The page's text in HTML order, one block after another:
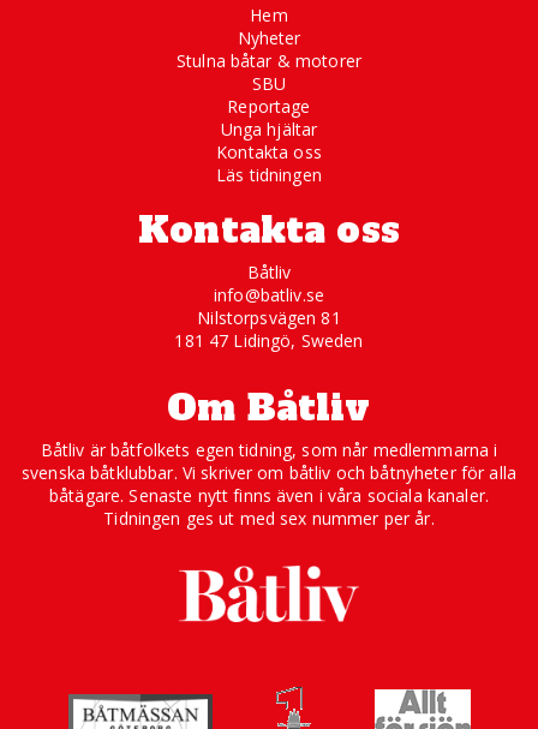
Hem
Nyheter
Stulna båtar & motorer
SBU
Reportage
Unga hjältar
Kontakta oss
Läs tidningen
Kontakta oss
Båtliv
info@batliv.se
Nilstorpsvägen 81
181 47 Lidingö, Sweden
Om Båtliv
Båtliv är båtfolkets egen tidning, som når medlemmarna i
svenska båtklubbar. Vi skriver om båtliv och båtnyheter för alla
båtägare. Senaste nytt finns även i våra sociala kanaler.
Tidningen ges ut med sex nummer per år.